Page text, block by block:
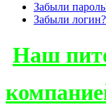
Забыли
Забыли логин?
Наш